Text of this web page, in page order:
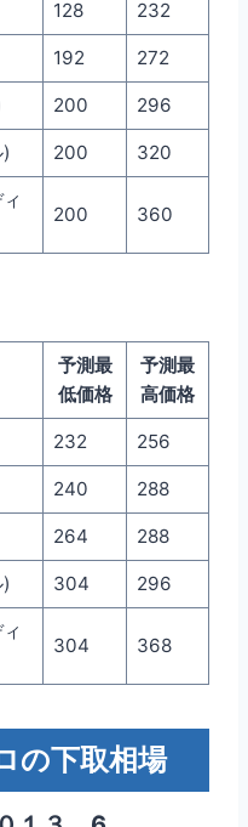
128 232
192 272
200 296
200 320
200 360
予測最
低価格
予測最
高価格
232 256
240 288
264 288
304 296
304 368
の下取相場